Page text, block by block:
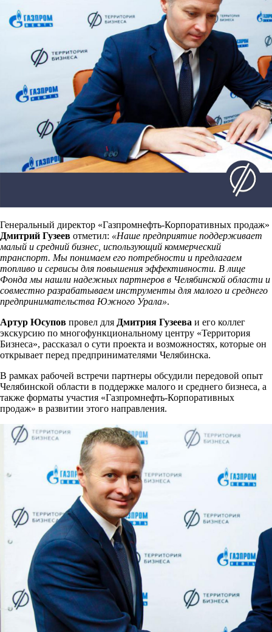
Генеральный директор «Газпромнефть-Корпоративных продаж»
Дмитрий Гузеев отметил: «Наше предприятие поддерживает
малый и средний бизнес, использующий коммерческий
транспорт. Мы понимаем его потребности и предлагаем
топливо и сервисы для повышения эффективности. В лице
Фонда мы нашли надежных партнеров в Челябинской области и
совместно разрабатываем инструменты для малого и среднего
предпринимательства Южного Урала».
Артур Юсупов провел для Дмитрия Гузеева и его коллег
экскурсию по многофункциональному центру «Территория
Бизнеса», рассказал о сути проекта и возможностях, которые он
открывает перед предпринимателями Челябинска.
В рамках рабочей встречи партнеры обсудили передовой опыт
Челябинской области в поддержке малого и среднего бизнеса, а
также форматы участия «Газпромнефть-Корпоративных
продаж» в развитии этого направления.